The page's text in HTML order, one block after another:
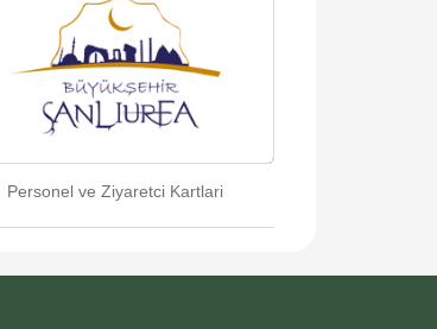
Personel ve Ziyaretci Kartlari